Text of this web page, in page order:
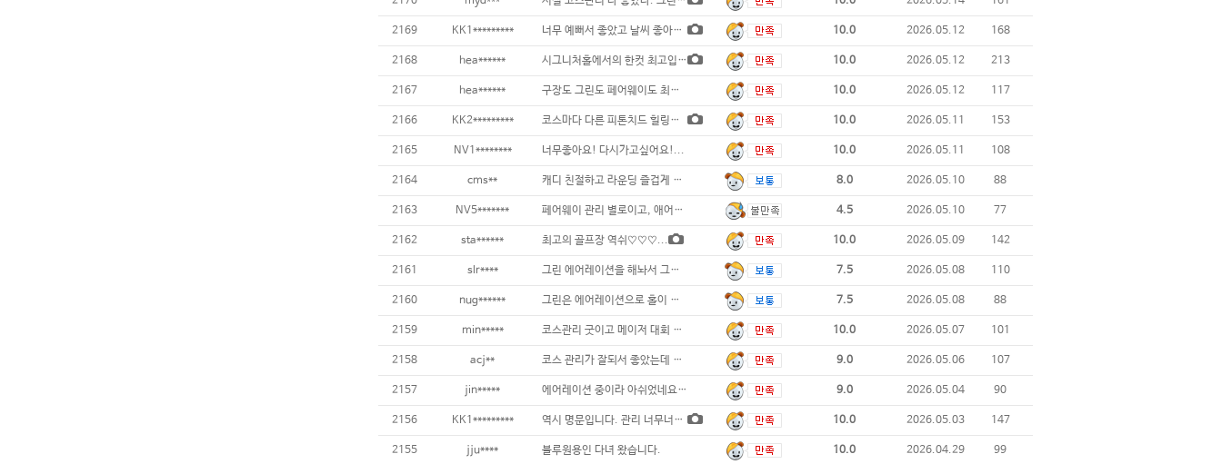
2169 KK1********* 너무 예뻐서 좋았고 날씨 좋아서 최고였어요 10.0 2026.05.12 168
2168 hea****** 시그니처홀에서의 한컷 최고입니다... 10.0 2026.05.12 213
2167 hea****** 구장도 그린도 페어웨이도 최상급 구장 블루헤 10.0 2026.05.12 117
2166 KK2********* 코스마다 다른 피톤치드 힐링하는 느낌!! 10.0 2026.05.11 153
2165 NV1******** 너무좋아요! 다시가고싶어요!... 10.0 2026.05.11 108
2164 cms** 캐디 친절하고 라운딩 즐겁게 해 주네요 필 8.0 2026.05.10 88
2163 NV5******* 페어웨이 관리 별로이고, 애어레이션 4.5 2026.05.10 77
2162 sta****** 최고의 골프장 역쉬♡♡♡... 10.0 2026.05.09 142
2161 slr**** 그린 에어레이션을 해놔서 그린위에서 공이 7.5 2026.05.08 110
2160 nug****** 그린은 에어레이션으로 홀이 너무많고 모래도많 7.5 2026.05.08 88
2159 min***** 코스관리 굿이고 메이저 대회 구장이라 조경도 10.0 2026.05.07 101
2158 acj** 코스 관리가 잘되서 좋았는데 그린이 느려서 9.0 2026.05.06 107
2157 jin***** 에어레이션 중이라 아쉬었네요... 9.0 2026.05.04 90
2156 KK1********* 역시 명문입니다. 관리 너무너무 좋고 경기 10.0 2026.05.03 147
2155 jju**** 블루원용인 다녀 왔습니다. 10.0 2026.04.29 99